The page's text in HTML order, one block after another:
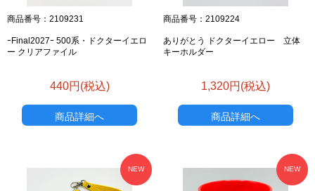
商品番号：2109231
ｰFinal2027ｰ 500系・ドクターイエロ
ー クリアファイル
440円(税込)
商品詳細へ
商品番号：2109224
ありがとう ドクターイエロー 立体
キーホルダー
1,320円(税込)
商品詳細へ
NEW NEW